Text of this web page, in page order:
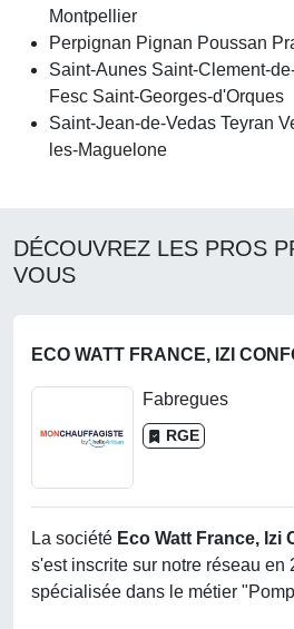
Montpellier
Perpignan Pignan Poussan
Saint-Aunes Saint-Clement-
Fesc Saint-Georges-d'Orques
Saint-Jean-de-Vedas Teyran
les-Maguelone
DÉCOUVREZ LES PROS
VOUS
ECO WATT FRANCE, IZI
Fabregues
RGE
La société Eco Watt France, Izi
s'est inscrite sur notre réseau en
spécialisée dans le métier